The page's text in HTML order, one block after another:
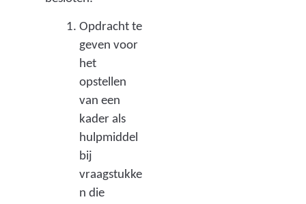
Opdracht te
geven voor
het
opstellen
van een
kader als
hulpmiddel
bij
vraagstukke
n die